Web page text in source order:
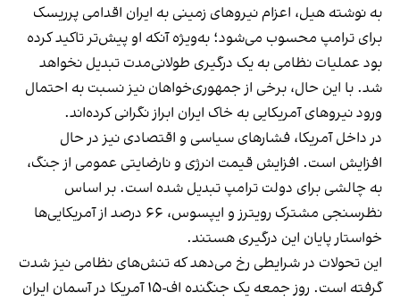
به نوشته هیل، اعزام نیروهای زمینی به ایران اقدامی پرریسک
برای ترامپ محسوب می‌شود؛ به‌ویژه آنکه او پیش‌تر تاکید کرده
بود عملیات نظامی به یک درگیری طولانی‌مدت تبدیل نخواهد
شد. با این حال، برخی از جمهوری‌خواهان نیز نسبت به احتمال
ورود نیروهای آمریکایی به خاک ایران ابراز نگرانی کرده‌اند.
در داخل آمریکا، فشارهای سیاسی و اقتصادی نیز در حال
افزایش است. افزایش قیمت انرژی و نارضایتی عمومی از جنگ،
به چالشی برای دولت ترامپ تبدیل شده است. بر اساس
نظرسنجی مشترک رویترز و ایپسوس، ۶۶ درصد از آمریکایی‌ها
خواستار پایان این درگیری هستند.
این تحولات در شرایطی رخ می‌دهد که تنش‌های نظامی نیز شدت
گرفته است. روز جمعه یک جنگنده اف-۱۵ آمریکا در آسمان ایران